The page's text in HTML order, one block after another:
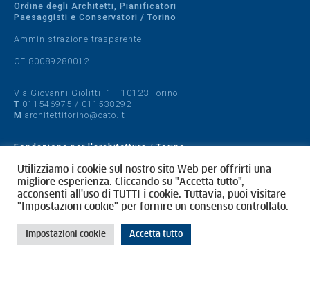
Ordine degli Architetti, Pianificatori
Paesaggisti e Conservatori / Torino
Amministrazione trasparente
CF 80089280012
Via Giovanni Giolitti, 1 - 10123 Torino
T 011546975 / 011538292
M architettitorino@oato.it
Fondazione per l'architettura / Torino
Designed by quattrolinee.it
Cookie Policy
Privacy Policy
Utilizziamo i cookie sul nostro sito Web per offrirti una
migliore esperienza. Cliccando su "Accetta tutto",
acconsenti all'uso di TUTTI i cookie. Tuttavia, puoi visitare
"Impostazioni cookie" per fornire un consenso controllato.
Impostazioni cookie Accetta tutto